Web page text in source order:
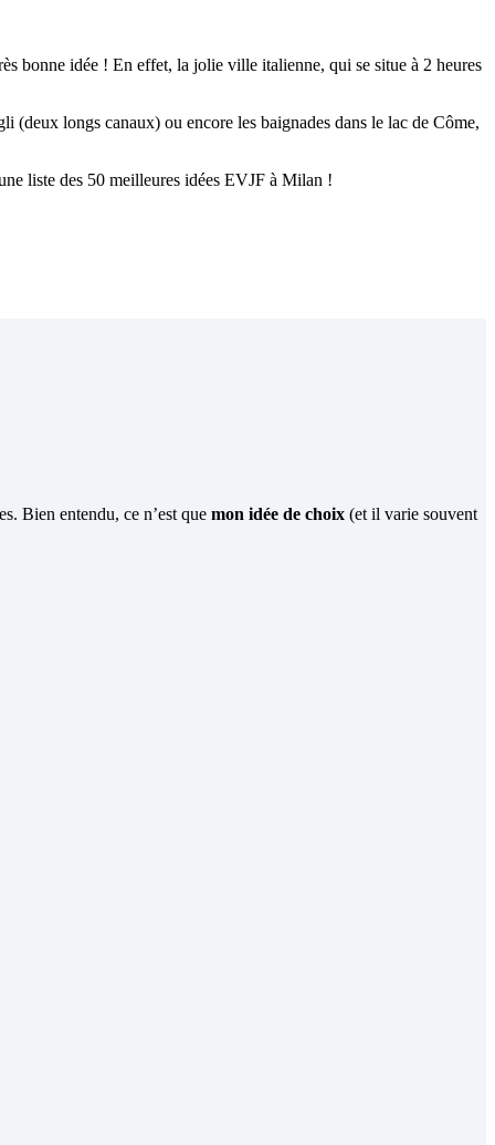
bonne idée ! En effet, la jolie ville italienne, qui se situe à 2 heures
(deux longs canaux) ou encore les baignades dans le lac de Côme,
liste des 50 meilleures idées EVJF à Milan !
Bien entendu, ce n’est que mon idée de choix(et il varie souvent